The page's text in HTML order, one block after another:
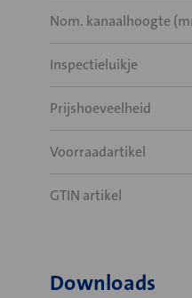
Nom. kanaalhoogte
Inspectieluikje
Prijshoeveelheid
Voorraadartikel
GTIN artikel
Downloads